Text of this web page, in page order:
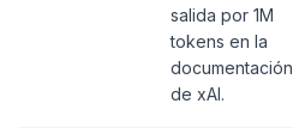
salida por 1M
tokens en la
documentación
de xAI.